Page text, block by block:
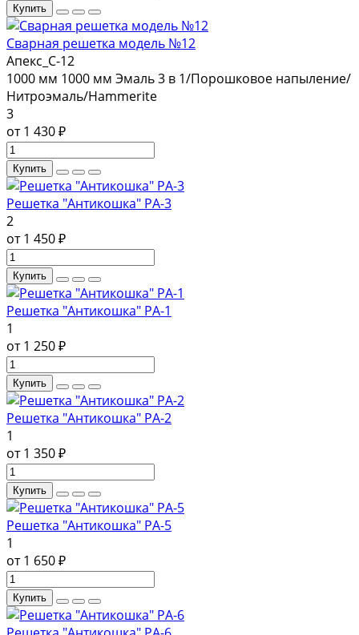
Купить
Сварная решетка модель №12
Апекс_С-12
1000 мм 1000 мм Эмаль 3 в 1/Порошковое напыление/
Нитроэмаль/Hammerite
3
от 1 430 ₽
Купить
Решетка "Антикошка" РА-3
2
от 1 450 ₽
Купить
Решетка "Антикошка" РА-1
1
от 1 250 ₽
Купить
Решетка "Антикошка" РА-2
1
от 1 350 ₽
Купить
Решетка "Антикошка" РА-5
1
от 1 650 ₽
Купить